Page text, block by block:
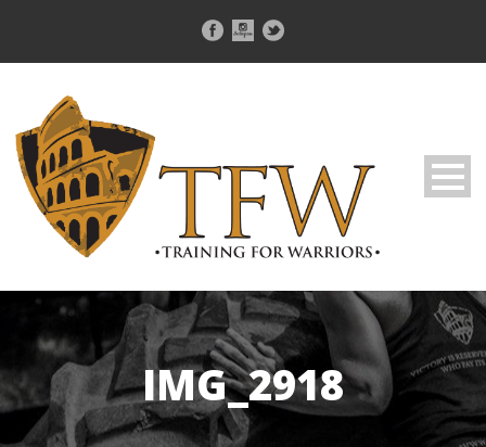
IMG_2918